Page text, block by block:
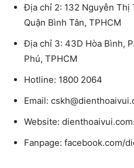
Địa chỉ 2: 132 Nguyễn Thị
Quận Bình Tân, TPHCM
Địa chỉ 3: 43D Hòa Bình,
Phú, TPHCM
Hotline: 1800 2064
Email:
Website:
Fanpage: facebook.com/